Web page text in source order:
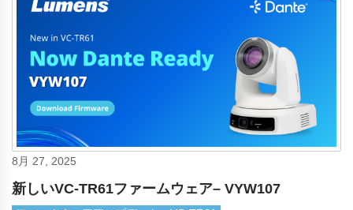
8月 27, 2025
新しいVC-TR61ファームウェア– VYW107